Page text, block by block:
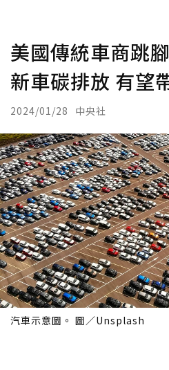
美國傳統車商跳
新車碳排放 有望
2024/01/28 中央社
汽車示意圖。 圖／Unsplash